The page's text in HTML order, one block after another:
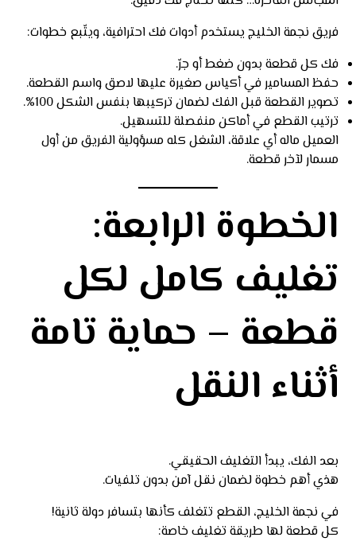
فريق نجمة الخليج يستخدم أدوات فك احترافية، ويتّبع خطوات:
فك كل قطعة بدون ضغط أو جرّ.
حفظ المسامير في أكياس صغيرة عليها لاصق واسم القطعة.
تصوير القطعة قبل الفك لضمان تركيبها بنفس الشكل 100%.
ترتيب القطع في أماكن منفصلة للتسهيل.
العميل ماله أي علاقة، الشغل كله مسؤولية الفريق من أول
مسمار لآخر قطعة.
الخطوة الرابعة:
تغليف كامل لكل
قطعة – حماية تامة
أثناء النقل
بعد الفك، يبدأ التغليف الحقيقي.
هذي أهم خطوة لضمان نقل آمن بدون تلفيات.
في نجمة الخليج، القطع تتغلف كأنها بتسافر دولة ثانية!
كل قطعة لها طريقة تغليف خاصة: